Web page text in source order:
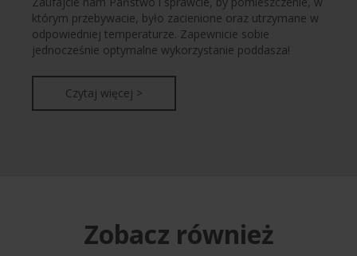
którym przebywacie, było zacienione oraz utrzymane w
odpowiedniej temperaturze. Zapewnicie sobie
jednocześnie optymalne wykorzystanie poddasza!
Czytaj więcej >
Zobacz również